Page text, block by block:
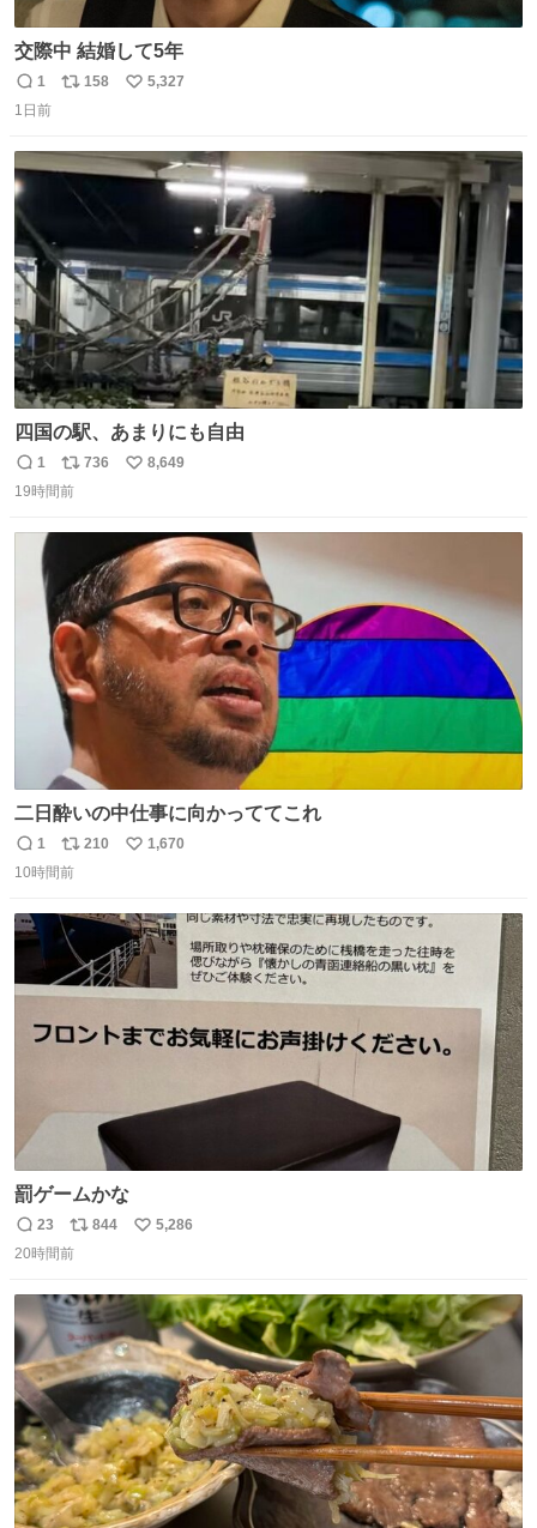
交際中 結婚して5年
返
信
1
リ
ト
数
158
い
数
5,327
1日前
四国の駅、あまりにも自由
返
信
1
リ
ポ
736
い
数
8,649
19時間前
二日酔いの中仕事に向かっててこれ
返
信
1
リ
ポ
ト
数
210
い
数
1,670
10時間前
罰ゲームかな
返
信
23
リ
ポ
ト
数
844
い
数
5,286
20時間前